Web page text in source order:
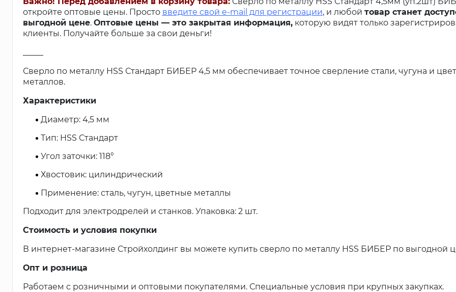
откройте оптовые цены. Просто введите свой e-mail для регистрации, и любой товар станет
выгодной цене. Оптовые цены — это закрытая информация,которую видят только
клиенты. Получайте больше за свои деньги!
Сверло по металлу HSS Стандарт БИБЕР 4,5 мм обеспечивает точное сверление стали, чугуна и
металлов.
Характеристики
Диаметр: 4,5 мм
Тип: HSS Стандарт
Угол заточки: 118°
Хвостовик: цилиндрический
Применение: сталь, чугун, цветные металлы
Подходит для электродрелей и станков. Упаковка: 2 шт.
Стоимость и условия покупки
В интернет-магазине Стройхолдинг вы можете купить сверло по металлу HSS БИБЕР по выгодной
Опт и розница
Работаем с розничными и оптовыми покупателями. Специальные условия при крупных закупках.